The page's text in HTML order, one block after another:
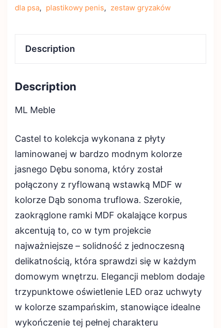
dla psa, plastikowy penis, zestaw gryzaków
Description
Description
ML Meble
Castel to kolekcja wykonana z płyty
laminowanej w bardzo modnym kolorze
jasnego Dębu sonoma, który został
połączony z ryflowaną wstawką MDF w
kolorze Dąb sonoma truflowa. Szerokie,
zaokrąglone ramki MDF okalające korpus
akcentują to, co w tym projekcie
najważniejsze – solidność z jednoczesną
delikatnością, która sprawdzi się w każdym
domowym wnętrzu. Elegancji meblom dodaje
trzypunktowe oświetlenie LED oraz uchwyty
w kolorze szampańskim, stanowiące idealne
wykończenie tej pełnej charakteru